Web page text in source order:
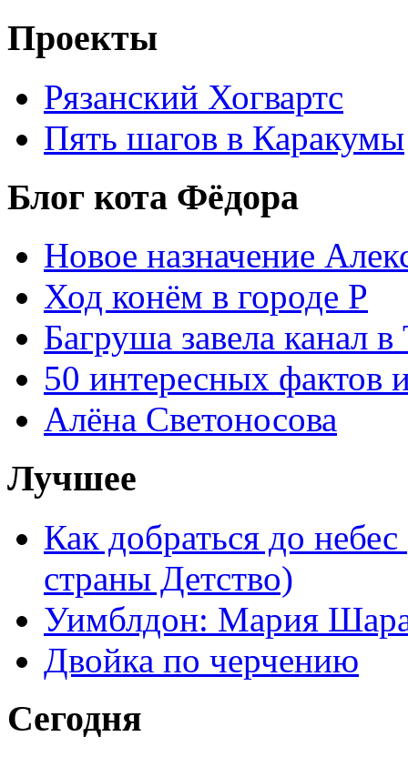
Проекты
Рязанский Хогвартс
Пять шагов в Каракумы
Блог кота Фёдора
Новое назначение
Ход конём в городе Р
Багруша завела канал в
50 интересных фактов
Алёна Светоносова
Лучшее
Как добраться до
страны Детство)
Уимблдон: Мария
Двойка по черчению
Сегодня